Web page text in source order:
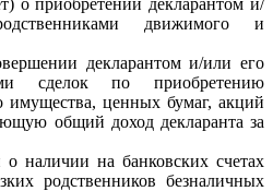
движимого и
декларантом и/или его
сделок по приобретению
ценных бумаг, акций
общий доход декларанта за
наличии на банковских счетах
родственников безналичных